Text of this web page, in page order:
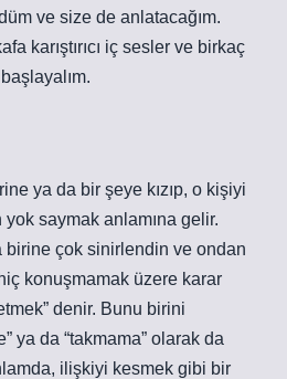
ve size de anlatacağım.
karıştırıcı iç sesler ve birkaç
ya da bir şeye kızıp, o kişiyi
saymak anlamına gelir.
birine çok sinirlendin ve ondan
konuşmamak üzere karar
denir. Bunu birini
ya da “takmama” olarak da
ilişkiyi kesmek gibi bir